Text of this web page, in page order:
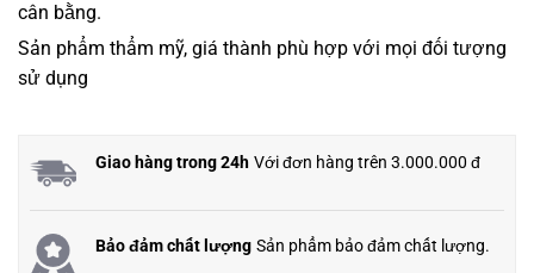
cân bằng.
Sản phẩm thẩm mỹ, giá thành phù hợp với mọi đối tượng
sử dụng
Giao hàng trong 24h Với đơn hàng trên 3.000.000 đ
Bảo đảm chất lượng Sản phẩm bảo đảm chất lượng.